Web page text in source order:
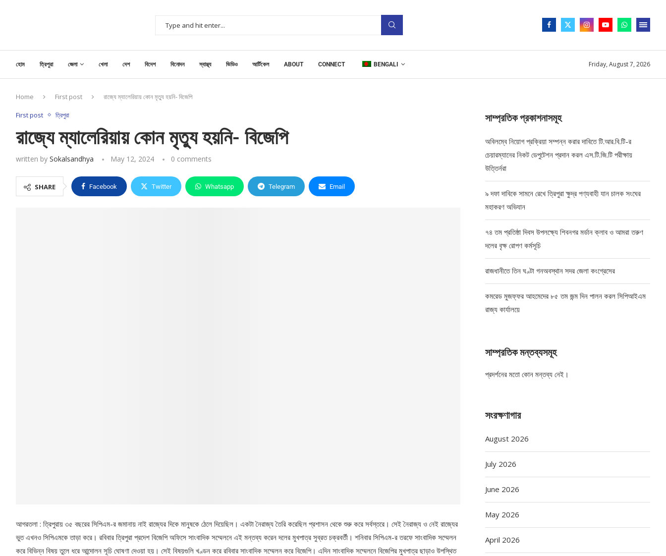
হোম ত্রিপুরা জেলা খেলা দেশ বিদেশ বিনোদন স্বাস্থ্য ভিডিও আর্টিকেল ABOUT CONNECT BENGALI Friday, August 7, 2026
Home First post রাজ্যে ম্যালেরিয়ায় কোন মৃত্যু হয়নি- বিজেপি
First post ত্রিপুরা
রাজ্যে ম্যালেরিয়ায় কোন মৃত্যু হয়নি- বিজেপি
written by Sokalsandhya May 12, 2024 0 comments
SHARE Facebook Twitter Whatsapp Telegram Email
আগরতলা : ত্রিপুরায় ৩৫ বছরের সিপিএম-র জমানায় নাই রাজ্যের দিকে মানুষকে ঠেলে দিয়েছিল। একটা নৈরাজ্য তৈরি করেছিল প্রশাসন থেকে শুরু করে সর্বস্তরে। সেই নৈরাজ্য ও নেই রাজ্যের
ভুত এখনও সিপিএমকে তাড়া করে। রবিবার ত্রিপুরা প্রদেশ বিজেপি অফিসে সাংবাদিক সম্মেলনে এই মন্তব্য করেন দলের মুখপাত্র সুব্রত চক্রবর্তী। শনিবার সিপিএম-র তরফে সাংবাদিক সম্মেলন
করে বিভিন্ন বিষয় তুলে ধরে আন্দোলন সূচি ঘোষণা দেওয়া হয়। সেই বিষয়গুলি খণ্ডন করে রবিবার সাংবাদিক সম্মেলন করে বিজেপি। এদিন সাংবাদিক সম্মেলনে বিজেপির মুখপাত্র ছাড়াও উপস্থিত
সাম্প্রতিক প্রকাশনাসমূহ
অবিলম্বে নিয়োগ প্রক্রিয়া সম্পন্ন করার দাবিতে টি.আর.বি.টি-র
চেয়ারম্যানের নিকট ডেপুটেশন প্রদান করল এস.টি.জি.টি পরীক্ষায়
উত্তির্নরা
৯ দফা দাবিকে সামনে রেখে ত্রিপুরা ক্ষুদ্র পণ্যবাহী যান চালক সংঘের
মহাকরণ অভিযান
৭৪ তম প্রতিষ্ঠা দিবস উপলক্ষ্যে শিবনগর মর্ডান ক্লাব ও আমরা তরুণ
দলের বৃক্ষ রোপণ কর্মসূচি
রাজধানীতে তিন ঘণ্টা গনঅবস্থান সদর জেলা কংগ্রেসের
কমরেড মুজফ্ফর আহমেদের ৮৫ তম জন্ম দিন পালন করল সিপিআইএম
রাজ্য কার্যালয়ে
সাম্প্রতিক মন্তব্যসমূহ
প্রদর্শনের মতো কোন মন্তব্য নেই।
সংরক্ষণাগার
August 2026
July 2026
June 2026
May 2026
April 2026